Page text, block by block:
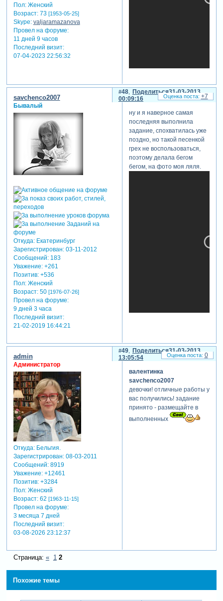
Пол:Женский
Возраст:73 [1953-05-25]
Skype: valjaramazanova
Провел на форуме:
11 дней 9 часов
Последний визит:
07-04-2023 22:56:32
Поделиться
48
31-03-2013
00:09:16
savchenco2007
Бывалый
Откуда:Екатеринбург
Зарегистрирован: 03-11-2012
Сообщений:183
Уважение: +261
Позитив: +536
Пол:Женский
Возраст:50 [1976-07-26]
Провел на форуме:
9 дней 3 часа
Последний визит:
21-02-2019 16:44:21
ну и я наверное самая
последняя выполнила
задание, спохватилась уже
поздно, но такой песенкой
грех не воспользоваться,
поэтому делала бегом
бегом, на фото моя ляля.
+7
Поделиться
49
31-03-2013
13:05:54
admin
Администратор
Откуда:Бельгия.
Зарегистрирован: 08-03-2011
Сообщений:8919
Уважение: +12461
Позитив: +3284
Пол:Женский
Возраст:62 [1963-11-15]
Провел на форуме:
3 месяца 7 дней
Последний визит:
03-08-2026 23:12:37
валентинка
savchenco2007
девочки! отличные работы у
вас получились! задание
принято - размещайте в
выполненных
0
Страница: « 1 2
Похожие темы